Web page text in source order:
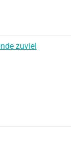
zuviel